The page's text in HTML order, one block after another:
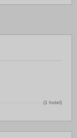
(1 hotel)